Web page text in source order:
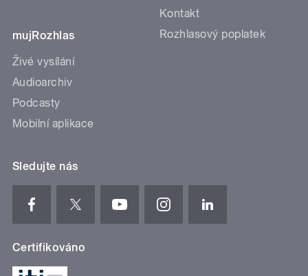
mujRozhlas
Živé vysílání
Audioarchiv
Podcasty
Mobilní aplikace
Kontakt
Rozhlasový poplatek
Sledujte nás
Certifikováno